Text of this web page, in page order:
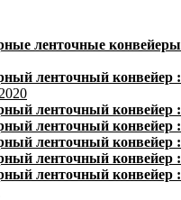
ленточные конвейеры
ленточный конвейер :
ленточный конвейер :
ленточный конвейер :
ленточный конвейер :
ленточный конвейер :
ленточный конвейер :